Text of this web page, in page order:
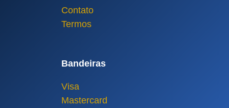
Contato
Termos
Bandeiras
Visa
Mastercard